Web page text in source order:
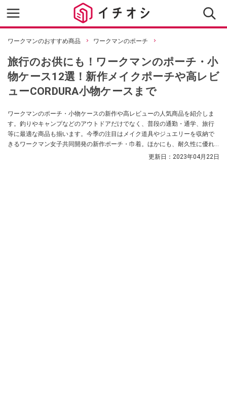
ワークマンのおすすめ商品 ワークマンのポーチ
旅行のお供にも！ワークマンのポーチ・小
物ケース12選！新作メイクポーチや高レビ
ューCORDURA小物ケースまで
ワークマンのポーチ・小物ケースの新作や高レビューの人気商品を紹介しま
す。釣りやキャンプなどのアウトドアだけでなく、普段の通勤・通学、旅行
等に最適な商品も揃います。今季の注目はメイク道具やジュエリーを収納で
きるワークマン女子共同開発の新作ポーチ・巾着。ほかにも、耐久性に優れ
たCORDURA®やDIAMAGIC DIRECTなど機能性に優れた生地を使用したも
更新日： 2023年04月22日